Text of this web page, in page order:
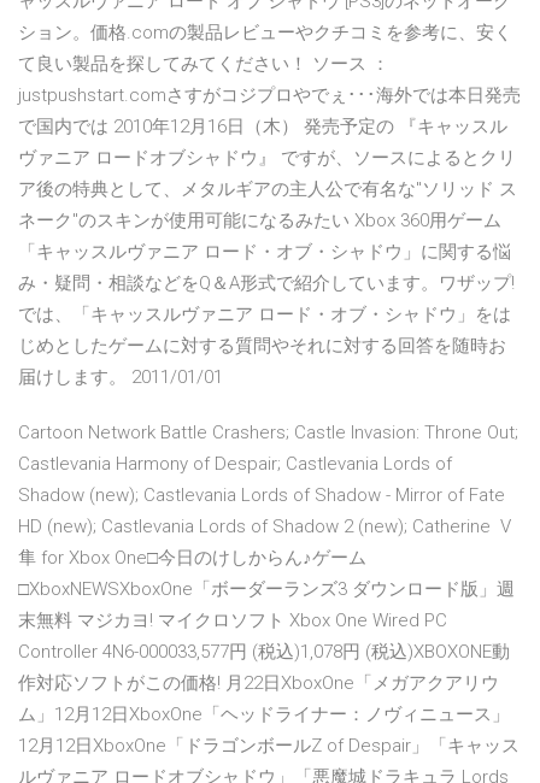
ション。価格.comの製品レビューやクチコミを参考に、安く
て良い製品を探してみてください！ ソース ：
justpushstart.comさすがコジプロやでぇ･･･海外では本日発売
で国内では 2010年12月16日（木） 発売予定の 『キャッスル
ヴァニア ロードオブシャドウ』 ですが、ソースによるとクリ
ア後の特典として、メタルギアの主人公で有名な"ソリッド ス
ネーク"のスキンが使用可能になるみたい Xbox 360用ゲーム
「キャッスルヴァニア ロード・オブ・シャドウ」に関する悩
み・疑問・相談などをQ＆A形式で紹介しています。ワザップ!
では、「キャッスルヴァニア ロード・オブ・シャドウ」をは
じめとしたゲームに対する質問やそれに対する回答を随時お
届けします。 2011/01/01
Cartoon Network Battle Crashers; Castle Invasion: Throne Out;
Castlevania Harmony of Despair; Castlevania Lords of
Shadow (new); Castlevania Lords of Shadow - Mirror of Fate
HD (new); Castlevania Lords of Shadow 2 (new); Catherine V
隼 for Xbox One□今日のけしからん♪ゲーム
□XboxNEWSXboxOne「ボーダーランズ3 ダウンロード版」週
末無料 マジカヨ! マイクロソフト Xbox One Wired PC
Controller 4N6-000033,577円 (税込)1,078円 (税込)XBOXONE動
作対応ソフトがこの価格! 月22日XboxOne「メガアクアリウ
ム」12月12日XboxOne「ヘッドライナー：ノヴィニュース」
12月12日XboxOne「ドラゴンボールZ of Despair」「キャッス
ルヴァニア ロードオブシャドウ」「悪魔城ドラキュラ Lords